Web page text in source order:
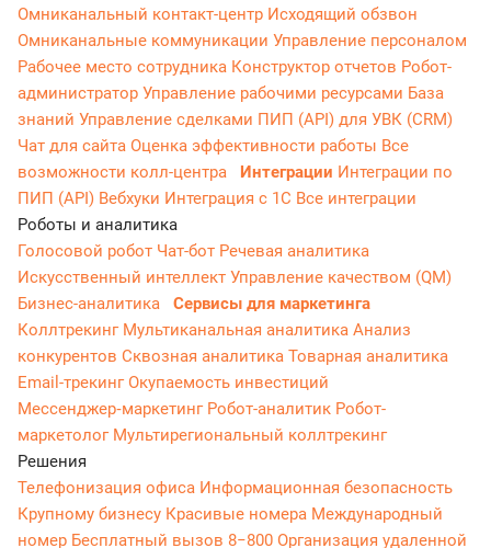
Омниканальный контакт-центр Исходящий обзвон
Омниканальные коммуникации Управление персоналом
Рабочее место сотрудника Конструктор отчетов Робот-
администратор Управление рабочими ресурсами База
знаний Управление сделками ПИП (API) для УВК (CRM)
Чат для сайта Оценка эффективности работы Все
возможности колл-центра
Интеграции Интеграции по
ПИП (API) Вебхуки Интеграция с 1С Все интеграции
Роботы и аналитика
Голосовой робот Чат-бот Речевая аналитика
Искусственный интеллект Управление качеством (QM)
Бизнес-аналитика
Сервисы для маркетинга
Коллтрекинг Мультиканальная аналитика Анализ
конкурентов Сквозная аналитика Товарная аналитика
Email-трекингОкупаемость инвестиций
Мессенджер‑маркетинг Робот-аналитик Робот-
маркетолог Мультирегиональный коллтрекинг
Решения
Телефонизация офиса Информационная безопасность
Крупному бизнесу Красивые номера Международный
номер Бесплатный вызов 8−800 Организация удаленной